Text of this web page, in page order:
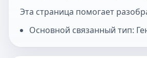
Эта страница помогает
Основной связанный тип: